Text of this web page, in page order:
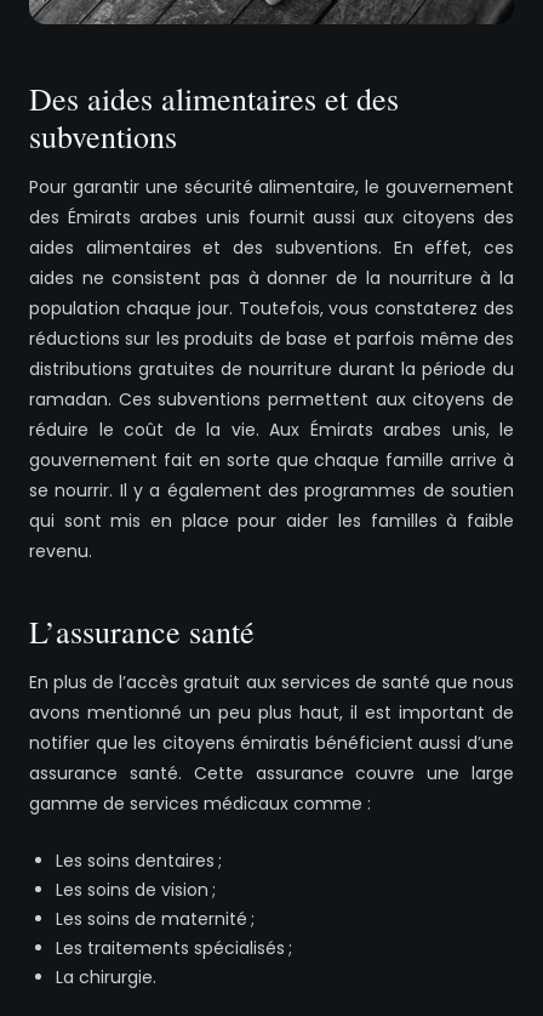
Des aides alimentaires et des
subventions
Pour garantir une sécurité alimentaire, le gouvernement
des Émirats arabes unis fournit aussi aux citoyens des
aides alimentaires et des subventions. En effet, ces
aides ne consistent pas à donner de la nourriture à la
population chaque jour. Toutefois, vous constaterez des
réductions sur les produits de base et parfois même des
distributions gratuites de nourriture durant la période du
ramadan. Ces subventions permettent aux citoyens de
réduire le coût de la vie. Aux Émirats arabes unis, le
gouvernement fait en sorte que chaque famille arrive à
se nourrir. Il y a également des programmes de soutien
qui sont mis en place pour aider les familles à faible
revenu.
L’assurance santé
En plus de l’accès gratuit aux services de santé que nous
avons mentionné un peu plus haut, il est important de
notifier que les citoyens émiratis bénéficient aussi d’une
assurance santé. Cette assurance couvre une large
gamme de services médicaux comme :
Les soins dentaires ;
Les soins de vision ;
Les soins de maternité ;
Les traitements spécialisés ;
La chirurgie.